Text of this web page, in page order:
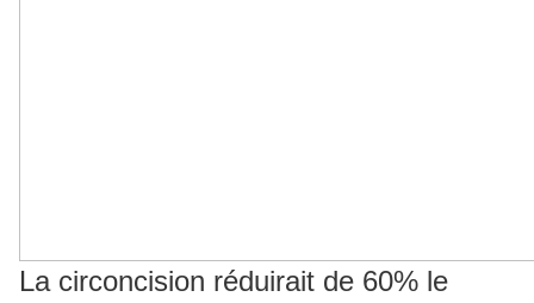
La circoncision réduirait de 60% le